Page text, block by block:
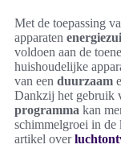
Met de toepassing
apparaten
voldoen aan de
huishoudelijke
van een duurzaam
Dankzij het gebruik
programma kan
schimmelgroei in de
artikel over